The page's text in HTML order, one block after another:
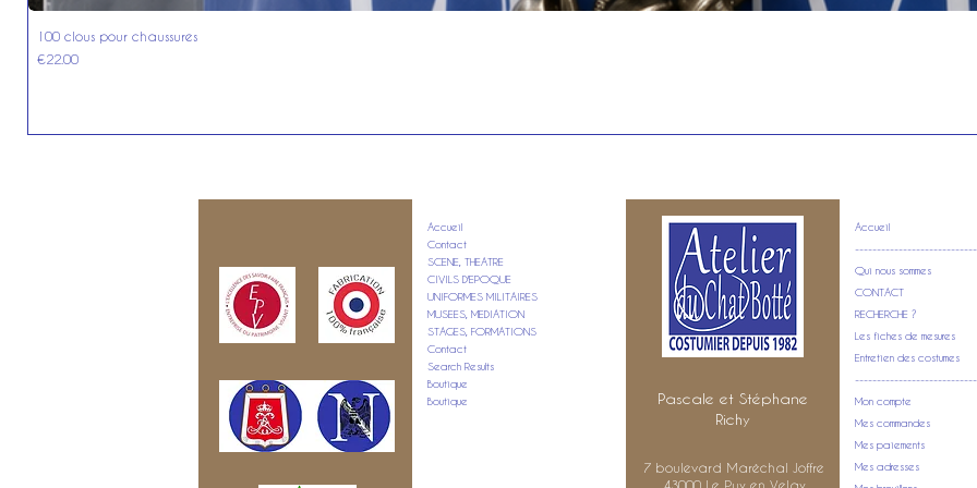
100 clous pour chaussures
Price
€22.00
Accueil
Contact
SCENE, THEATRE
CIVILS D'EPOQUE
UNIFORMES MILITAIRES
MUSEES, MEDIATION
STAGES, FORMATIONS
Contact
Search Results
Boutique
Boutique
Pascale et Stéphane
Richy
7 boulevard Maréchal Joffre
43000 Le Puy en Velay
Accueil
Qui nous sommes
CONTACT
RECHERCHE ?
Les fiches de mesures
Entretien des costumes
Mon compte
Mes commandes
Mes paiements
Mes adresses